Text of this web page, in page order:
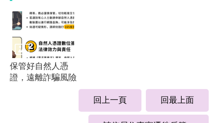
保管好自然人憑
證，遠離詐騙風險
回上一頁 回最上面